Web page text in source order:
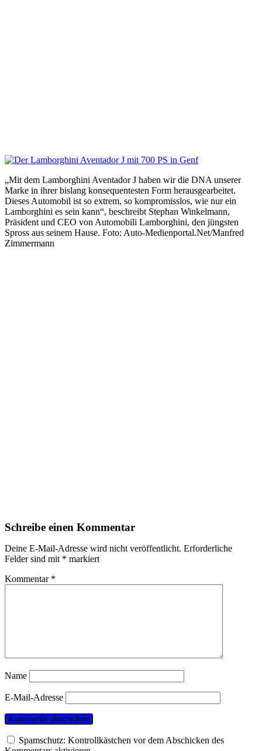
„Mit dem Lamborghini Aventador J haben wir die DNA unserer
Marke in ihrer bislang konsequentesten Form herausgearbeitet.
Dieses Automobil ist so extrem, so kompromisslos, wie nur ein
Lamborghini es sein kann“, beschreibt Stephan Winkelmann,
Präsident und CEO von Automobili Lamborghini, den jüngsten
Spross aus seinem Hause. Foto: Auto-Medienportal.Net/Manfred
Zimmermann
Schreibe einen Kommentar
Deine E-Mail-Adresse wird nicht veröffentlicht. Erforderliche
Felder sind mit * markiert
Kommentar *
Name
E-Mail-Adresse
Spamschutz: Kontrollkästchen vor dem Abschicken des